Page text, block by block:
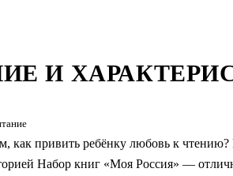
И
как привить ребёнку любовь к
Набор книг «Моя Россия» —